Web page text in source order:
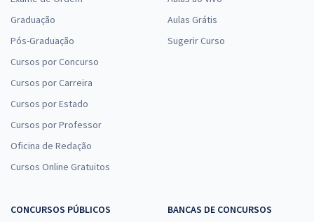
Graduação
Pós-Graduação
Cursos por Concurso
Cursos por Carreira
Cursos por Estado
Cursos por Professor
Oficina de Redação
Cursos Online Gratuitos
Aulas Grátis
Sugerir Curso
CONCURSOS PÚBLICOS
BANCAS DE CONCURSOS